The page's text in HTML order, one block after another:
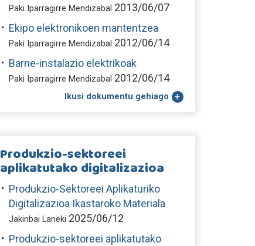
Paki Iparragirre Mendizabal 2013/06/07
Ekipo elektronikoen mantentzea
Paki Iparragirre Mendizabal 2012/06/14
Barne-instalazio elektrikoak
Paki Iparragirre Mendizabal 2012/06/14
Ikusi dokumentu gehiago
Produkzio-sektoreei
aplikatutako digitalizazioa
Produkzio-Sektoreei Aplikaturiko
Digitalizazioa Ikastaroko Materiala
Jakinbai Laneki 2025/06/12
Produkzio-sektoreei aplikatutako